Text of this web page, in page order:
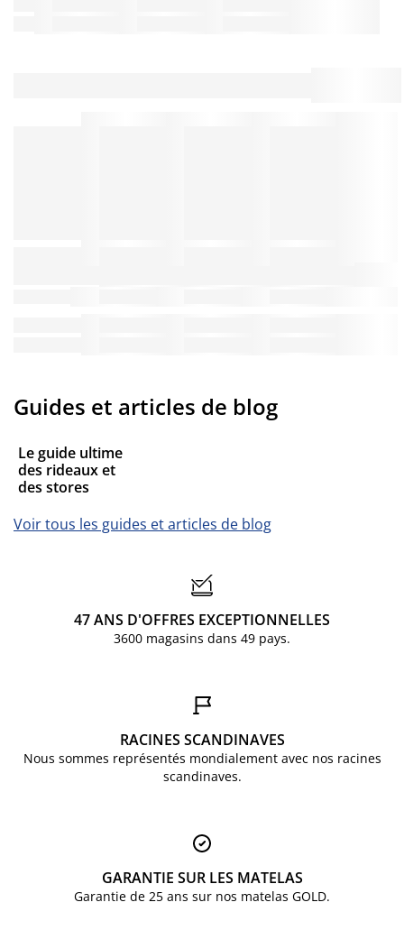
Guides et articles de blog
Le guide ultime
des rideaux et
des stores
Voir tous les guides et articles de blog
47 ANS D'OFFRES EXCEPTIONNELLES
3600 magasins dans 49 pays.
RACINES SCANDINAVES
Nous sommes représentés mondialement avec nos racines
scandinaves.
GARANTIE SUR LES MATELAS
Garantie de 25 ans sur nos matelas GOLD.